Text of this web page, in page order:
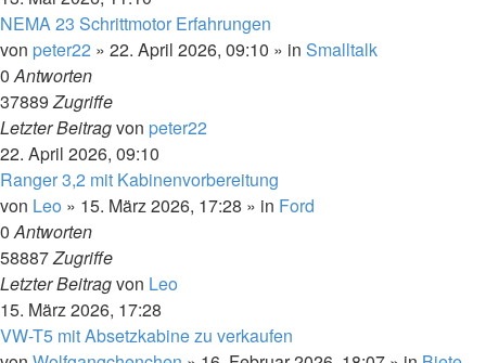
NEMA 23 Schrittmotor Erfahrungen
von peter22 » 22. April 2026, 09:10 » in Smalltalk
0Antworten
37889Zugriffe
Letzter Beitragvon peter22
22. April 2026, 09:10
Ranger 3,2 mit Kabinenvorbereitung
von Leo » 15. März 2026, 17:28 » in Ford
0Antworten
58887Zugriffe
Letzter Beitragvon Leo
15. März 2026, 17:28
VW-T5 mit Absetzkabine zu verkaufen